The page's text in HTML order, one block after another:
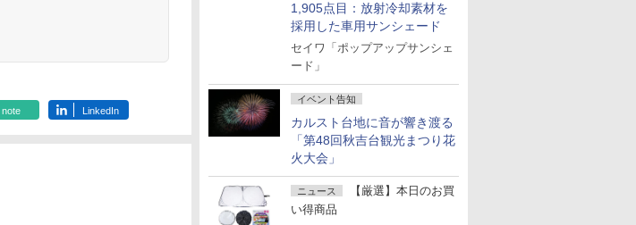
1,905点目：放射冷却素材を
採用した車用サンシェード
セイワ「ポップアップサンシェ
ード」
イベント告知
カルスト台地に音が響き渡る
「第48回秋吉台観光まつり花
火大会」
ニュース
【厳選】本日のお買
い得商品
note LinkedIn